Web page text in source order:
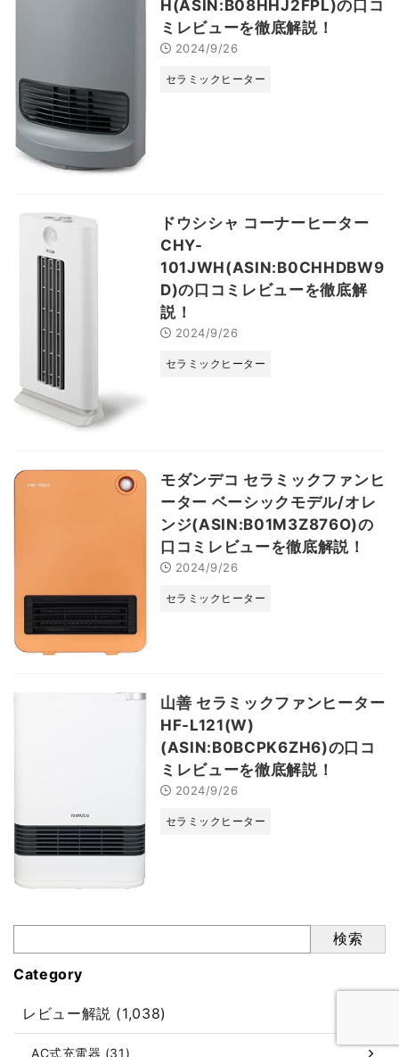
H(ASIN:B08HHJ2FPL)の口コ
ミレビューを徹底解説！
2024/9/26
セラミックヒーター
ドウシシャ コーナーヒーター
CHY-
101JWH(ASIN:B0CHHDBW9
D)の口コミレビューを徹底解
説！
2024/9/26
セラミックヒーター
モダンデコ セラミックファンヒ
ーター ベーシックモデル/オレ
ンジ(ASIN:B01M3Z876O)の
口コミレビューを徹底解説！
2024/9/26
セラミックヒーター
山善 セラミックファンヒーター
HF-L121(W)
(ASIN:B0BCPK6ZH6)の口コ
ミレビューを徹底解説！
2024/9/26
セラミックヒーター
検索
Category
レビュー解説 (1,038)
AC式充電器 (31)